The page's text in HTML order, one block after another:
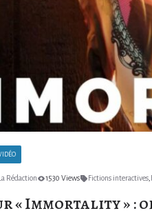
Rédaction 1530 Views Fictions interactives
« Immortality » :